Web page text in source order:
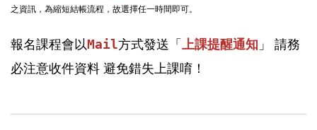
之資訊，為縮短結帳流程，故選擇任一時間即可。
報名課程會以Mail方式發送「 上課提醒通知 」 請務
必注意收件資料 避免錯失上課唷！